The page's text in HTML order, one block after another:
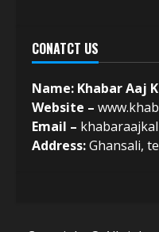
CONATCT US
Name: Khabar Aaj
Website –
Email –
Address:Ghansali,